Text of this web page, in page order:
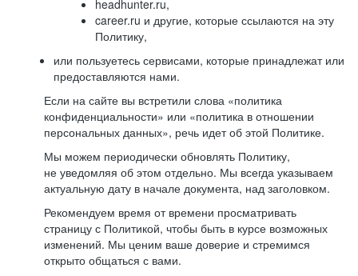
headhunter.ru,
career.ru и другие, которые ссылаются на эту
Политику,
или пользуетесь сервисами, которые принадлежат или
предоставляются нами.
Если на сайте вы встретили слова «политика
конфиденциальности» или «политика в отношении
персональных данных», речь идет об этой Политике.
Мы можем периодически обновлять Политику,
не уведомляя об этом отдельно. Мы всегда указываем
актуальную дату в начале документа, над заголовком.
Рекомендуем время от времени просматривать
страницу с Политикой, чтобы быть в курсе возможных
изменений. Мы ценим ваше доверие и стремимся
открыто общаться с вами.